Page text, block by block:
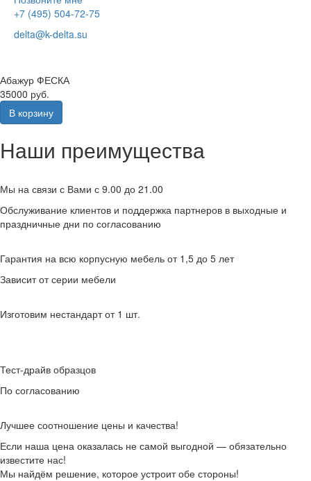
+7 (495) 504-72-75
delta@k-delta.su
Абажур ФЕСКА
35000 руб.
В корзину
Наши преимущества
Мы на связи с Вами с 9.00 до 21.00
Обслуживание клиентов и поддержка партнеров в выходные и
праздничные дни по согласованию
Гарантия на всю корпусную мебель от 1,5 до 5 лет
Зависит от серии мебели
Изготовим нестандарт от 1 шт.
Тест-драйв образцов
По согласованию
Лучшее соотношение цены и качества!
Если наша цена оказалась не самой выгодной — обязательно
известите нас!
Мы найдём решение, которое устроит обе стороны!